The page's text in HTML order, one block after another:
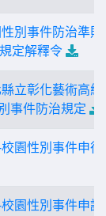
別事件防治準則
定解釋令
立彰化藝術高級
事件防治規定
園性別事件申復
園性別事件申請